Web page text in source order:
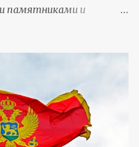
памятниками и
султаны, богатые
а потому
и удивить своих